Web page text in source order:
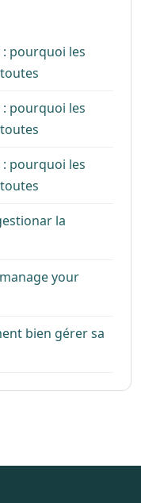
pourquoi les
pourquoi les
pourquoi les
la
your
bien gérer sa